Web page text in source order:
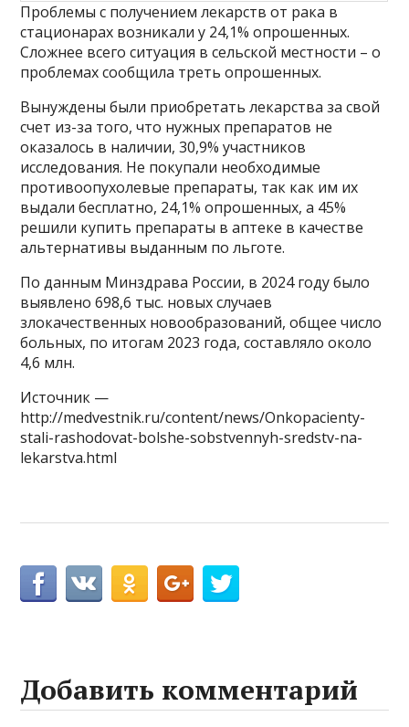
Проблемы с получением лекарств от рака в
стационарах возникали у 24,1% опрошенных.
Сложнее всего ситуация в сельской местности – о
проблемах сообщила треть опрошенных.
Вынуждены были приобретать лекарства за свой
счет из-за того, что нужных препаратов не
оказалось в наличии, 30,9% участников
исследования. Не покупали необходимые
противоопухолевые препараты, так как им их
выдали бесплатно, 24,1% опрошенных, а 45%
решили купить препараты в аптеке в качестве
альтернативы выданным по льготе.
По данным Минздрава России, в 2024 году было
выявлено 698,6 тыс. новых случаев
злокачественных новообразований, общее число
больных, по итогам 2023 года, составляло около
4,6 млн.
Источник —
http://medvestnik.ru/content/news/Onkopacienty-
stali-rashodovat-bolshe-sobstvennyh-sredstv-na-
lekarstva.html
Добавить комментарий